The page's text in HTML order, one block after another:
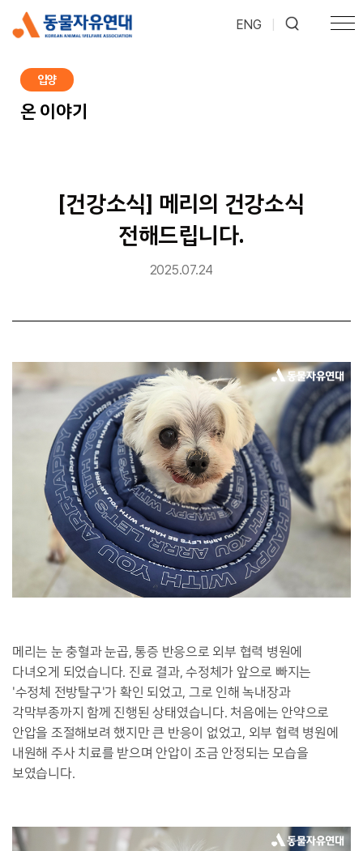
ENG
입양
온 이야기
[건강소식] 메리의 건강소식
전해드립니다.
2025.07.24
메리는 눈 충혈과 눈곱, 통증 반응으로 외부 협력 병원에
다녀오게 되었습니다. 진료 결과, 수정체가 앞으로 빠지는
'수정체 전방탈구'가 확인 되었고, 그로 인해 녹내장과
각막부종까지 함께 진행된 상태였습니다. 처음에는 안약으로
안압을 조절해보려 했지만 큰 반응이 없었고, 외부 협력 병원에
내원해 주사 치료를 받으며 안압이 조금 안정되는 모습을
보였습니다.